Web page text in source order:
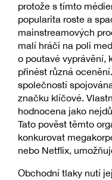
protože s tímto
popularita roste a
mainstreamových
malí hráči na poli
o poutavé vyprávění,
přinést různá
společností
značku klíčové.
hodnocena jako
Tato pověst těmto
konkurovat
nebo Netflix,
Obchodní tlaky nutí